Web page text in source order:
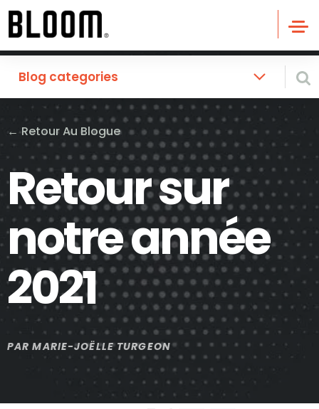
Blog categories
←Retour Au Blogue
Retour sur
notre année
2021
PARMARIE-JOËLLE TURGEON